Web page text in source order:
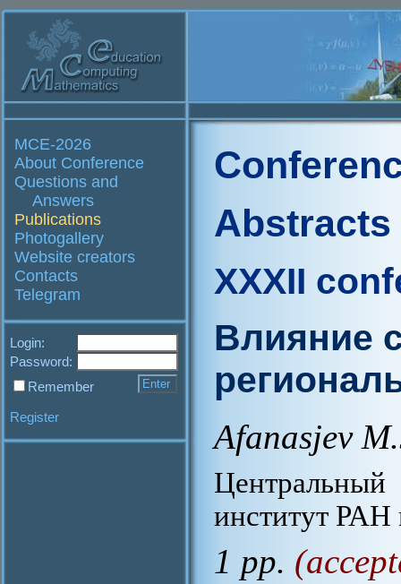
MCE-2026
About Conference
Questions and
Answers
Publications
Photogallery
Website creators
Contacts
Telegram
Login:
Password:
Remember
Register
Abstracts
XXXII
Влияние
Afanasjev
институт РАН
1 pp.